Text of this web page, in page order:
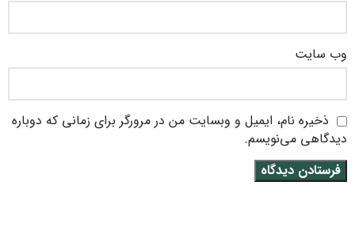
وب‌ سایت
ذخیره نام، ایمیل و وبسایت من در مرورگر برای زمانی که دوباره
دیدگاهی می‌نویسم.